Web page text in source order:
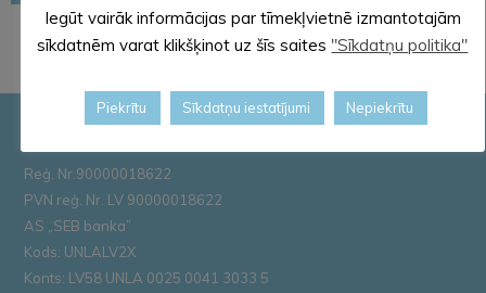
Reģ. Nr.90000018622
PVN reģ. Nr. LV 90000018622
AS „SEB banka”
Kods: UNLALV2X
Konts: LV58 UNLA 0025 0041 3033 5
Iegūt vairāk informācijas par tīmekļvietnē izmantotajām
sīkdatnēm varat klikšķinot uz šīs saites "Sīkdatņu politika"
Piekrītu Sīkdatņu iestatījumi Nepiekrītu